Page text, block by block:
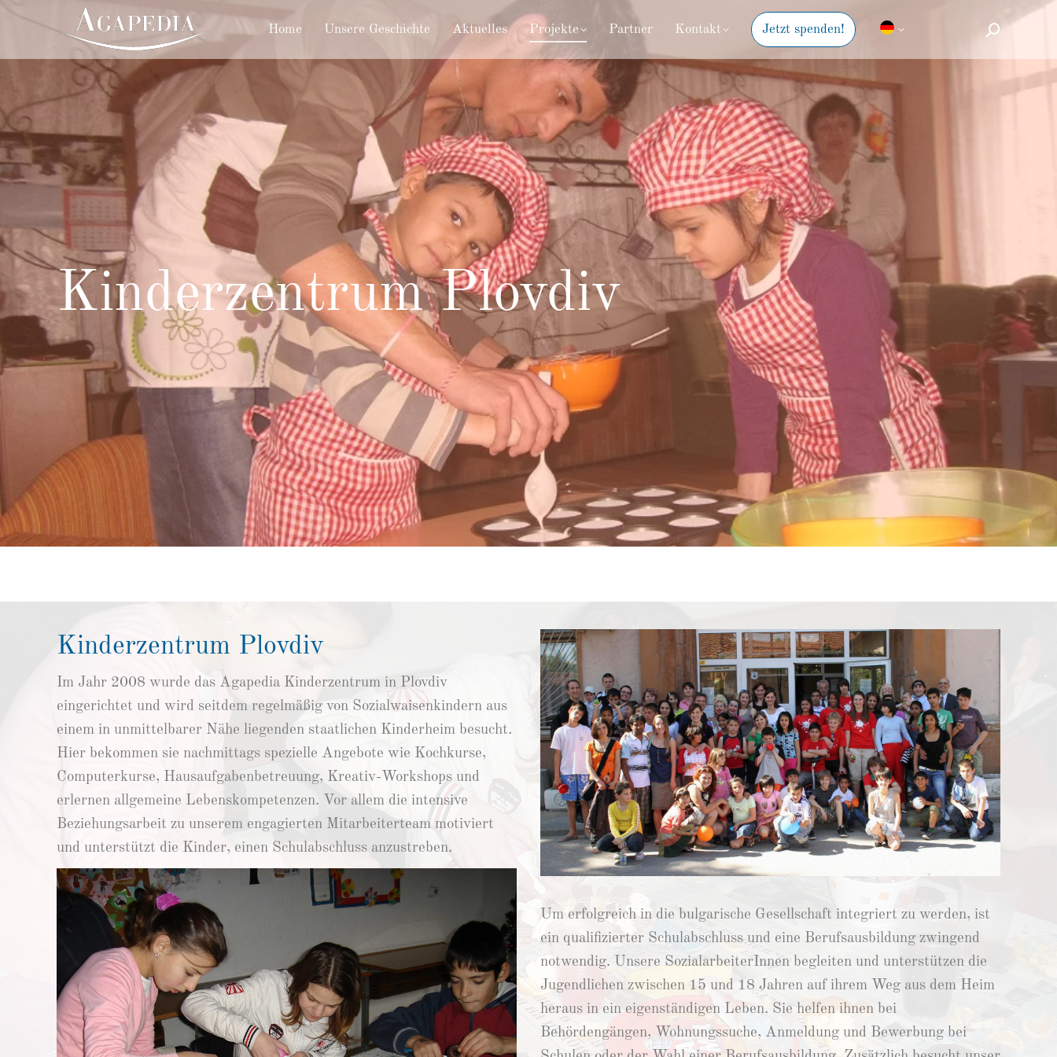
Home Unsere Geschichte Aktuelles Projekte Partner Kontakt Jetzt spenden! Suche:
Kinderzentrum Plovdiv
Kinderzentrum Plovdiv
Im Jahr 2008 wurde das Agapedia Kinderzentrum in Plovdiv
eingerichtet und wird seitdem regelmäßig von Sozialwaisenkindern aus
einem in unmittelbarer Nähe liegenden staatlichen Kinderheim besucht.
Hier bekommen sie nachmittags spezielle Angebote wie Kochkurse,
Computerkurse, Hausaufgabenbetreuung, Kreativ-Workshops und
erlernen allgemeine Lebenskompetenzen. Vor allem die intensive
Beziehungsarbeit zu unserem engagierten Mitarbeiterteam motiviert
und unterstützt die Kinder, einen Schulabschluss anzustreben.
Um erfolgreich in die bulgarische Gesellschaft integriert zu werden, ist
ein qualifizierter Schulabschluss und eine Berufsausbildung zwingend
notwendig. Unsere SozialarbeiterInnen begleiten und unterstützen die
Jugendlichen zwischen 15 und 18 Jahren auf ihrem Weg aus dem Heim
heraus in ein eigenständigen Leben. Sie helfen ihnen bei
Behördengängen, Wohnungssuche, Anmeldung und Bewerbung bei